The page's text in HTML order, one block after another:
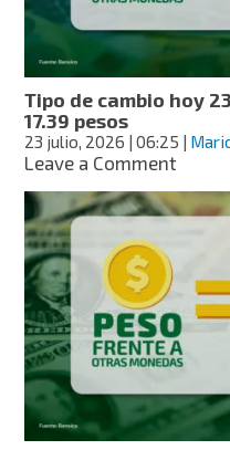
17.51
pesos
Tipo de cambio hoy
17.39 pesos
23 julio, 2026 | 06:25 |
Leave a Commenton
de
de
julio:
dólar
cotiza
17.39
pesos